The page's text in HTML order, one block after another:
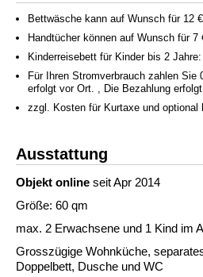
Bettwäsche kann auf Wunsch für 12
Handtücher können auf Wunsch für
Kinderreisebett für Kinder bis 2
Für Ihren Stromverbrauch zahlen Sie
erfolgt vor Ort. , Die Bezahlung
zzgl. Kosten für Kurtaxe und optional
Ausstattung
Objekt online seit Apr 2014
Größe: 60 qm
max. 2 Erwachsene und 1 Kind im
Grosszügige Wohnküche,
Doppelbett, Dusche und WC